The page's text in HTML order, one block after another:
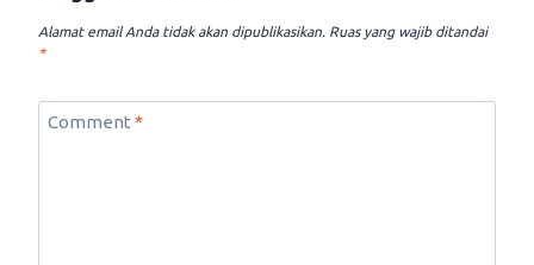
Alamat email Anda tidak akan dipublikasikan. Ruas yang wajib ditandai
*
Comment *